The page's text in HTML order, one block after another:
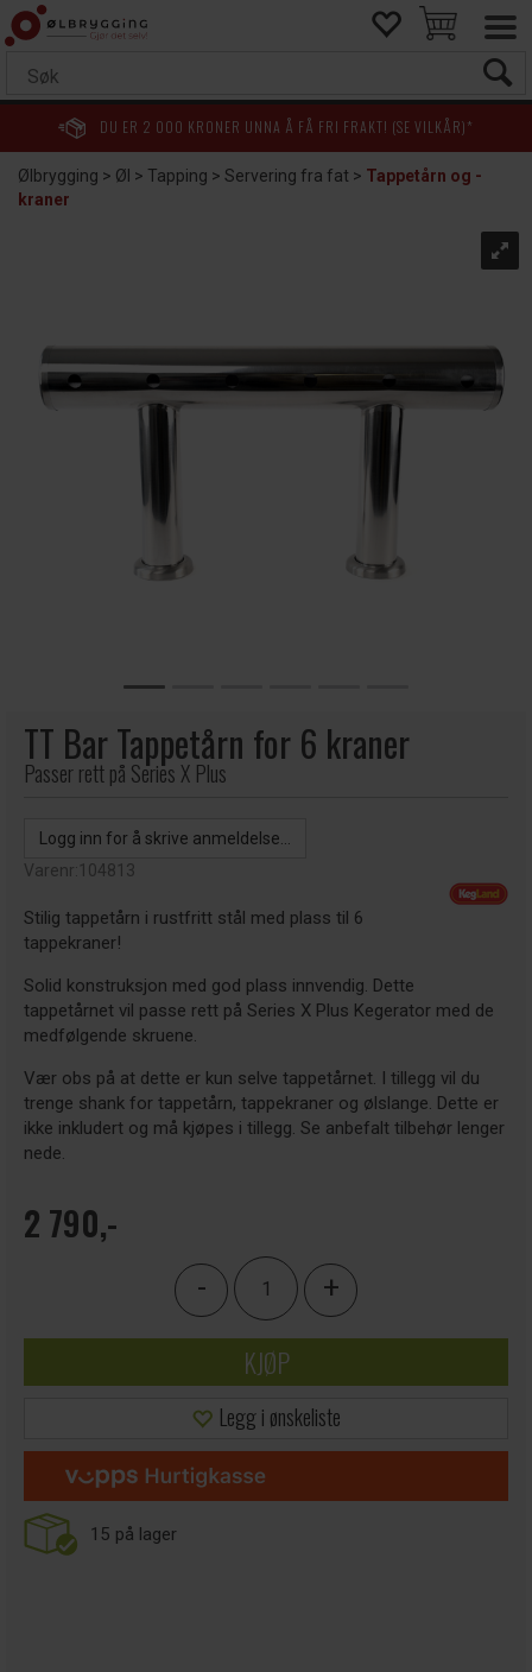
DU ER 2 000 KRONER UNNA Å FÅ FRI FRAKT! (SE VILKÅR)*
Ølbrygging>Øl >Tapping>Servering fra fat>Tappetårn og -
kraner
TT Bar Tappetårn for 6 kraner
Passer rett på Series X Plus
Logg inn for å skrive anmeldelse...
Varenr:104813
Stilig tappetårn i rustfritt stål med plass til 6
tappekraner!
Solid konstruksjon med god plass innvendig. Dette
tappetårnet vil passe rett på Series X Plus Kegerator med de
medfølgende skruene.
Vær obs på at dette er kun selve tappetårnet. I tillegg vil du
trenge shank for tappetårn, tappekraner og ølslange. Dette er
ikke inkludert og må kjøpes i tillegg. Se anbefalt tilbehør lenger
nede.
2 790,-
- +
KJØP
Legg i ønskeliste
15 på lager